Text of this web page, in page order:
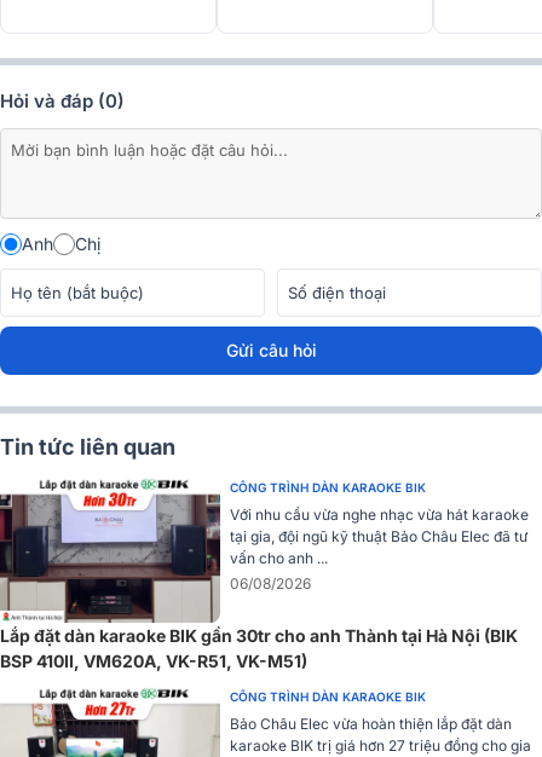
Điểm đặc biệt đầu tiên của Opera Reevo 212 là cấu hình Quasi
Nhờ đó âm thanh đầu ra sẽ tương động với âm thanh gốc để mang
tới chất âm trung thực nhất.
Sở hữu hailoa bass 30cmsử dụngnam châm neodymium
loa treble đồng trục 1,75” trình điều khiển nén nổi bật với còi HF tích
hợp phía trước. Nổi bật là đường cắt hình kim cương cho tần số cao
và loa trầm thêm hiệu quả. Bộ khuếch đại Digipro G2 mạch Class D
cho phép Opera Reevo 212 hoạt động ở
cực đại lên tới 2100W chơi tốt nhiều thể loại nhạc.
=> Xem thêm:Loa dBTechnologies Opera Reevo 212
Hỏi và đáp (0)
Anh Chị
Gửi câu hỏi
Tin tức liên quan
CÔNG TRÌNH DÀN KARAOKE BIK
Với nhu cầu vừa nghe nhạc vừa hát karaoke
tại gia, đội ngũ kỹ thuật Bảo Châu Elec đã tư
vấn cho anh ...
06/08/2026
Lắp đặt dàn karaoke BIK gần 30tr cho anh Thành tại Hà Nội (BIK
BSP 410II, VM620A, VK-R51, VK-M51)
CÔNG TRÌNH DÀN KARAOKE BIK
Bảo Châu Elec vừa hoàn thiện lắp đặt dàn
karaoke BIK trị giá hơn 27 triệu đồng cho gia